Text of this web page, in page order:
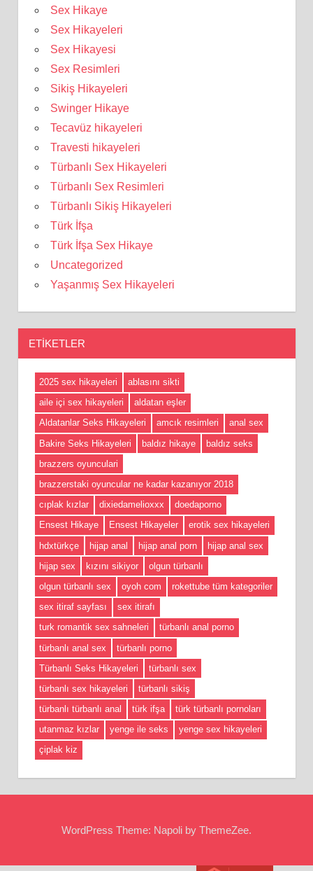
Sex Hikaye
Sex Hikayeleri
Sex Hikayesi
Sex Resimleri
Sikiş Hikayeleri
Swinger Hikaye
Tecavüz hikayeleri
Travesti hikayeleri
Türbanlı Sex Hikayeleri
Türbanlı Sex Resimleri
Türbanlı Sikiş Hikayeleri
Türk İfşa
Türk İfşa Sex Hikaye
Uncategorized
Yaşanmış Sex Hikayeleri
ETIKETLER
2025 sex hikayeleri
ablasını sikti
aile içi sex hikayeleri
aldatan eşler
Aldatanlar Seks Hikayeleri
amcık resimleri
anal sex
Bakire Seks Hikayeleri
baldız hikaye
baldız seks
brazzers oyunculari
brazzerstaki oyuncular ne kadar kazanıyor 2018
cıplak kızlar
dixiedamelioxxx
doedaporno
Ensest Hikaye
Ensest Hikayeler
erotik sex hikayeleri
hdxtürkçe
hijap anal hijap anal porn
hijap anal sex
hijap sex
kızını sikiyor
olgun türbanlı
olgun türbanlı sex
oyoh com
rokettube tüm kategoriler
sex itiraf sayfası
sex itirafı
turk romantik sex sahneleri
türbanlı anal porno
türbanlı anal sex
türbanlı porno
Türbanlı Seks Hikayeleri
türbanlı sex
türbanlı sex hikayeleri
türbanlı sikiş
türbanlı türbanlı anal
türk ifşa
türk türbanlı pornoları
utanmaz kızlar
yenge ile seks
yenge sex hikayeleri
çiplak kiz
WordPress Theme: Napoli by ThemeZee.